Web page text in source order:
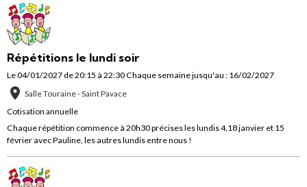
Répétitions le lundi soir
Le 04/01/2027de 20:15 à 22:30Chaque semaine jusqu'au : 16/02/2027
Salle Touraine - Saint Pavace
Cotisation annuelle
Chaque répétition commence à 20h30 précises les lundis 4,18 janvier et 15
février avec Pauline, les autres lundis entre nous !